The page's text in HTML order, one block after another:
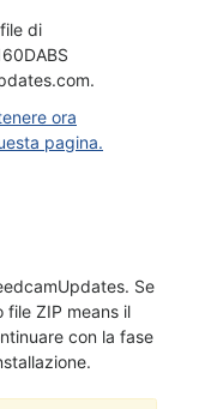
di
ora
pagina.
Se
file ZIP means il
con la fase